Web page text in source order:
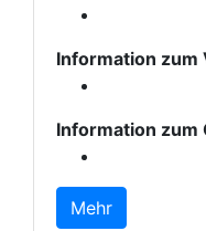
Information
Information zum
Mehr